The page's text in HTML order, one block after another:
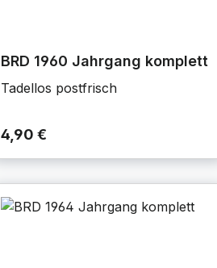
BRD 1960 Jahrgang komplett
Tadellos postfrisch
4,90 €